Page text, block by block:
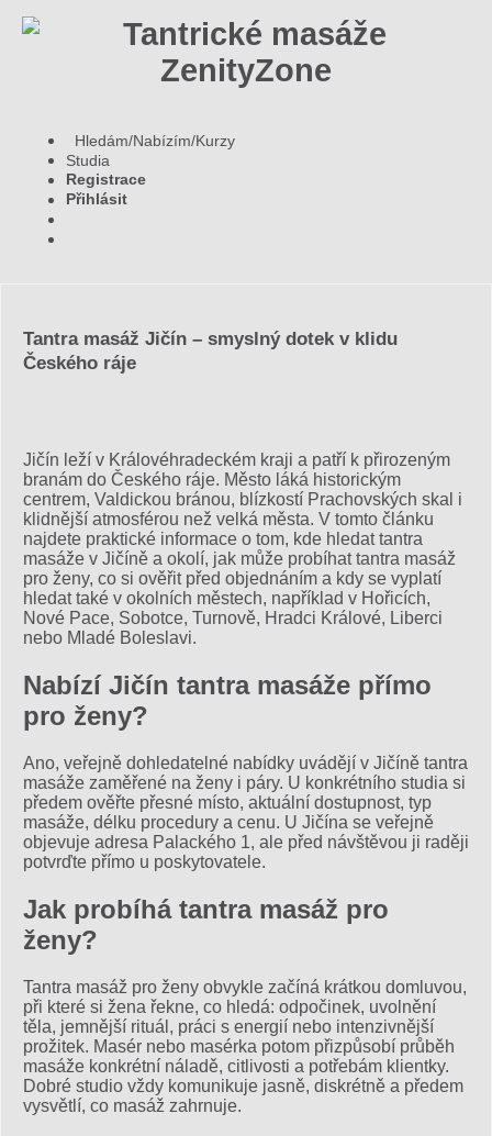
Hledám/Nabízím/Kurzy
Studia
Registrace
Přihlásit
Tantra masáž Jičín – smyslný dotek v klidu
Českého ráje
Jičín leží v Královéhradeckém kraji a patří k přirozeným
branám do Českého ráje. Město láká historickým
centrem, Valdickou bránou, blízkostí Prachovských skal i
klidnější atmosférou než velká města. V tomto článku
najdete praktické informace o tom, kde hledat tantra
masáže v Jičíně a okolí, jak může probíhat tantra masáž
pro ženy, co si ověřit před objednáním a kdy se vyplatí
hledat také v okolních městech, například v Hořicích,
Nové Pace, Sobotce, Turnově, Hradci Králové, Liberci
nebo Mladé Boleslavi.
Nabízí Jičín tantra masáže přímo
pro ženy?
Ano, veřejně dohledatelné nabídky uvádějí v Jičíně tantra
masáže zaměřené na ženy i páry. U konkrétního studia si
předem ověřte přesné místo, aktuální dostupnost, typ
masáže, délku procedury a cenu. U Jičína se veřejně
objevuje adresa Palackého 1, ale před návštěvou ji raději
potvrďte přímo u poskytovatele.
Jak probíhá tantra masáž pro
ženy?
Tantra masáž pro ženy obvykle začíná krátkou domluvou,
při které si žena řekne, co hledá: odpočinek, uvolnění
těla, jemnější rituál, práci s energií nebo intenzivnější
prožitek. Masér nebo masérka potom přizpůsobí průběh
masáže konkrétní náladě, citlivosti a potřebám klientky.
Dobré studio vždy komunikuje jasně, diskrétně a předem
vysvětlí, co masáž zahrnuje.